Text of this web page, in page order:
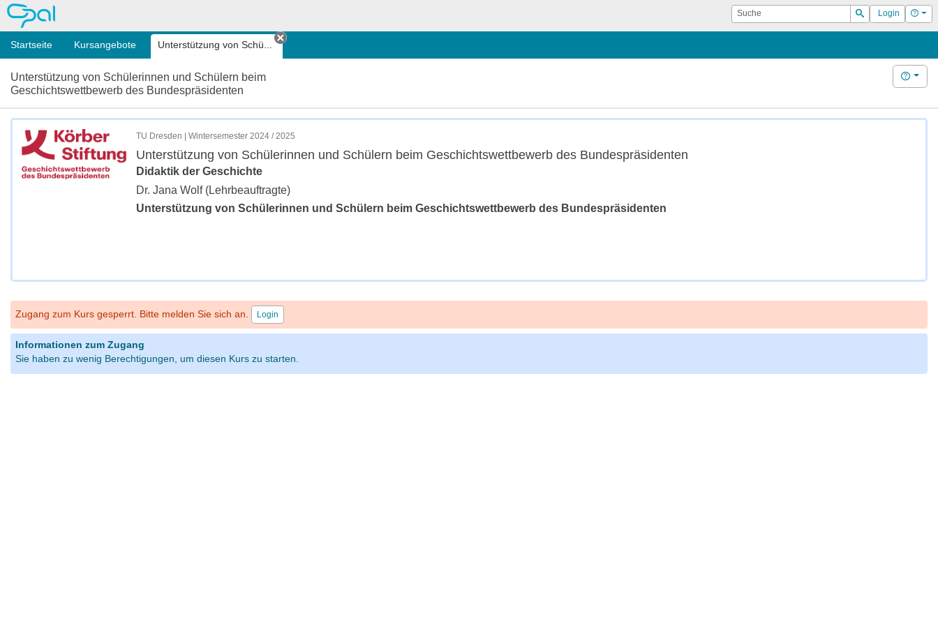
OPAL Suche
Suchen
Login Hilfe
Startseite Kursangebote Unterstützung von Schü...
Tab schließen
Unterstützung von Schülerinnen und Schülern beim
Geschichtswett­bewerb des Bundespräsiden­ten
Hilfe
TU Dresden | Wintersemester 2024 / 2025
Unterstützung von Schülerinnen und Schülern beim Geschichtswett­bewerb des Bundespräsiden­ten
Didaktik der Geschichte
Dr. Jana Wolf (Lehrbeauftragte)
Unterstützung von Schülerinnen und Schülern beim Geschichtswett­bewerb des Bundespräsiden­ten
Zugang zum Kurs gesperrt. Bitte melden Sie sich an. Login
Informationen zum Zugang
Sie haben zu wenig Berechtigungen, um diesen Kurs zu starten.